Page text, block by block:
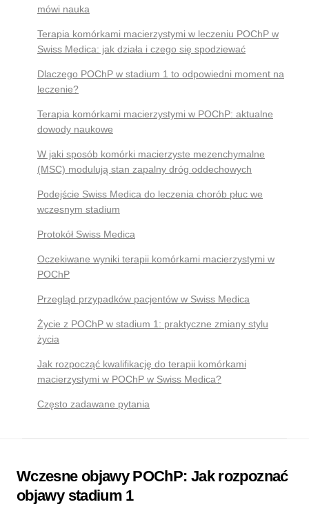
Wczesne objawy POChP: Jak rozpoznać
objawy stadium 1
mówi nauka
Terapia komórkami macierzystymi w leczeniu POChP w
Swiss Medica: jak działa i czego się spodziewać
Dlaczego POChP w stadium 1 to odpowiedni moment na
leczenie?
Terapia komórkami macierzystymi w POChP: aktualne
dowody naukowe
W jaki sposób komórki macierzyste mezenchymalne
(MSC) modulują stan zapalny dróg oddechowych
Podejście Swiss Medica do leczenia chorób płuc we
wczesnym stadium
Protokół Swiss Medica
Oczekiwane wyniki terapii komórkami macierzystymi w
POChP
Przegląd przypadków pacjentów w Swiss Medica
Życie z POChP w stadium 1: praktyczne zmiany stylu
życia
Jak rozpocząć kwalifikację do terapii komórkami
macierzystymi w POChP w Swiss Medica?
Często zadawane pytania